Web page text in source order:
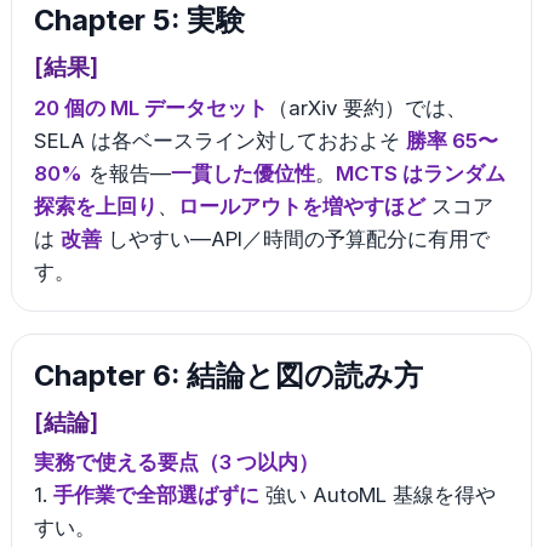
Chapter 5: 実験
[結果]
20 個の ML データセット
（arXiv 要約）では、
SELA は各ベースライン対しておおよそ 勝率 65〜
80% を報告—一貫した優位性。 MCTS はランダム
探索を上回り 、 ロールアウトを増やすほどスコア
は 改善 しやすい—API／時間の予算配分に有用で
す。
Chapter 6: 結論と図の読み方
[結論]
実務で使える要点（3 つ以内）
1. 手作業で全部選ばずに 強い AutoML 基線を得や
すい。